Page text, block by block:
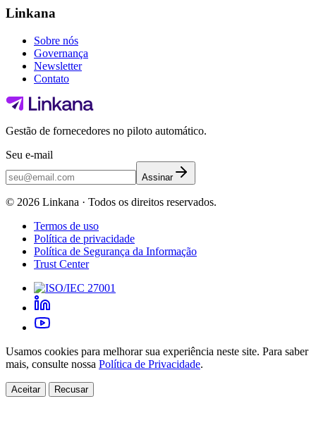
Linkana
Sobre nós
Governança
Newsletter
Contato
Gestão de fornecedores no piloto automático.
Seu e-mail
Assinar
© 2026 Linkana · Todos os direitos reservados.
Termos de uso
Política de privacidade
Política de Segurança da Informação
Trust Center
Usamos cookies para melhorar sua experiência neste site. Para saber
mais, consulte nossa Política de Privacidade.
Aceitar Recusar